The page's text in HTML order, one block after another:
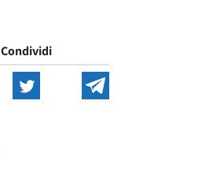
Condividi